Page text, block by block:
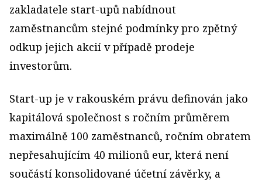
zakladatele start-upů nabídnout
zaměstnancům stejné podmínky pro zpětný
odkup jejich akcií v případě prodeje
investorům.
Start-up je v rakouském právu definován jako
kapitálová společnost s ročním průměrem
maximálně 100 zaměstnanců, ročním obratem
nepřesahujícím 40 milionů eur, která není
součástí konsolidované účetní závěrky, a